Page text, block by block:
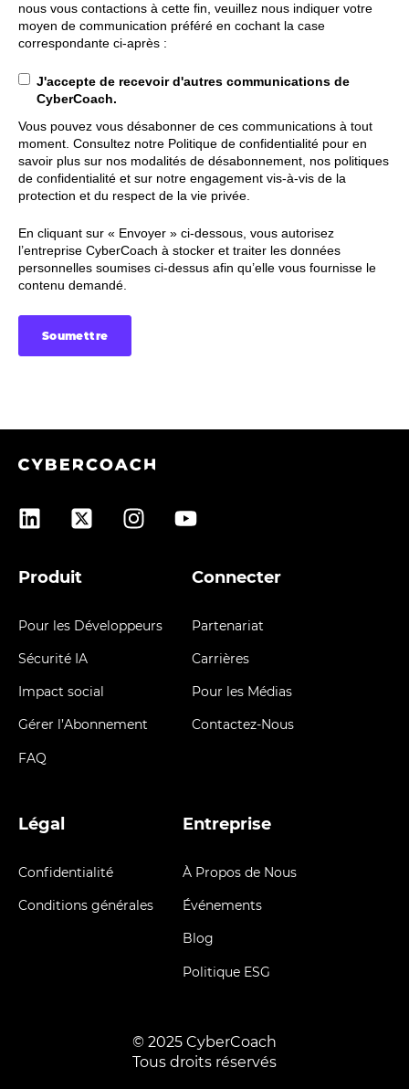
nous vous contactions à cette fin, veuillez nous indiquer votre
moyen de communication préféré en cochant la case
correspondante ci-après :
J'accepte de recevoir d'autres communications de
CyberCoach.
Vous pouvez vous désabonner de ces communications à tout
moment. Consultez notre Politique de confidentialité pour en
savoir plus sur nos modalités de désabonnement, nos politiques
de confidentialité et sur notre engagement vis-à-vis de la
protection et du respect de la vie privée.
En cliquant sur « Envoyer » ci-dessous, vous autorisez
l’entreprise CyberCoach à stocker et traiter les données
personnelles soumises ci-dessus afin qu’elle vous fournisse le
contenu demandé.
Produit
Pour les Développeurs
Sécurité IA
Impact social
Gérer l’Abonnement
FAQ
Connecter
Partenariat
Carrières
Pour les Médias
Contactez-Nous
Légal
Confidentialité
Conditions générales
Entreprise
À Propos de Nous
Événements
Blog
Politique ESG
© 2025 CyberCoach
Tous droits réservés